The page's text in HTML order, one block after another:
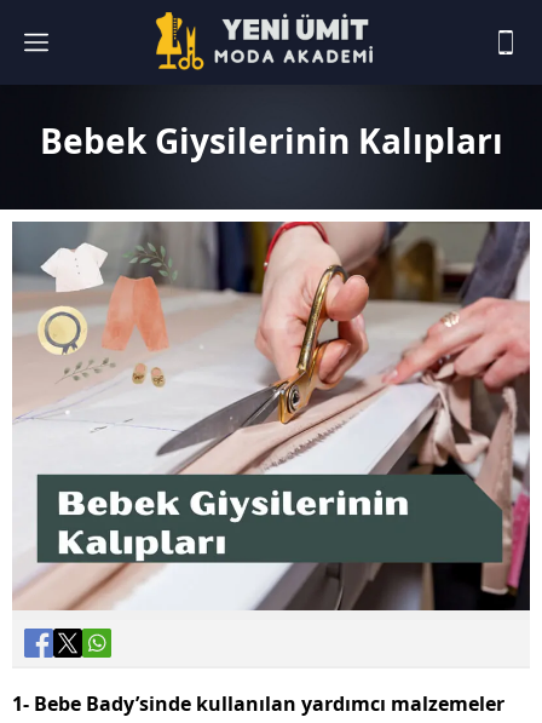
Bebek Giysilerinin Kalıpları
1- Bebe Bady’sinde kullanılan yardımcı malzemeler